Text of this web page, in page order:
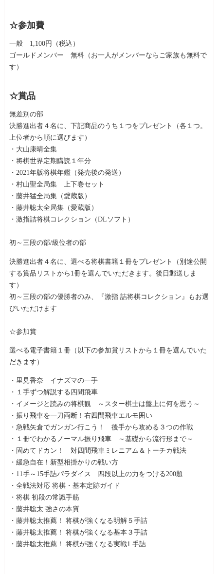
☆参加費
一般 1,100円（税込）
ゴールドメンバー 無料（お一人がメンバーならご家族も無料で
す）
☆賞品
無差別の部
決勝進出者４名に、下記商品のうち１つをプレゼント（各１つ。
上位者から順に選びます）
・大山康晴全集
・将棋世界定期購読１年分
・2021年版将棋年鑑（発売後の発送）
・村山聖全局集 上下巻セット
・藤井猛全局集（愛蔵版）
・藤井聡太全局集（愛蔵版）
・激指詰将棋コレクション（DLソフト）
初～三段の部/級位者の部
決勝進出者４名に、選べる将棋書籍１冊をプレゼント（別途公開
する賞品リストから1冊を選んでいただきます。後日郵送しま
す）
初～三段の部の優勝者のみ、『激指 詰将棋コレクション』もお選
びいただけます
☆参加賞
選べる電子書籍１冊（以下の参加賞リストから１冊を選んでいた
だきます）
・里見香奈 イナズマの一手
・１手ずつ解説する四間飛車
・イメージと読みの将棋観 ～スター棋士は盤上に何を思う～
・振り飛車を一刀両断！右四間飛車エルモ囲い
・急戦矢倉でガンガン行こう！ 後手から攻める３つの作戦
・１冊でわかるノーマル振り飛車 ～基礎から流行形まで～
・固めてドカン！ 対四間飛車ミレニアム＆トーチカ戦法
・緩急自在！新型相掛かりの戦い方
・11手～15手詰パラダイス 四段以上の力をつける200題
・全戦法対応 将棋・基本定跡ガイド
・将棋 初段の常識手筋
・藤井聡太 強さの本質
・藤井聡太推薦！ 将棋が強くなる明解５手詰
・藤井聡太推薦！ 将棋が強くなる基本３手詰
・藤井聡太推薦！ 将棋が強くなる実戦1 手詰